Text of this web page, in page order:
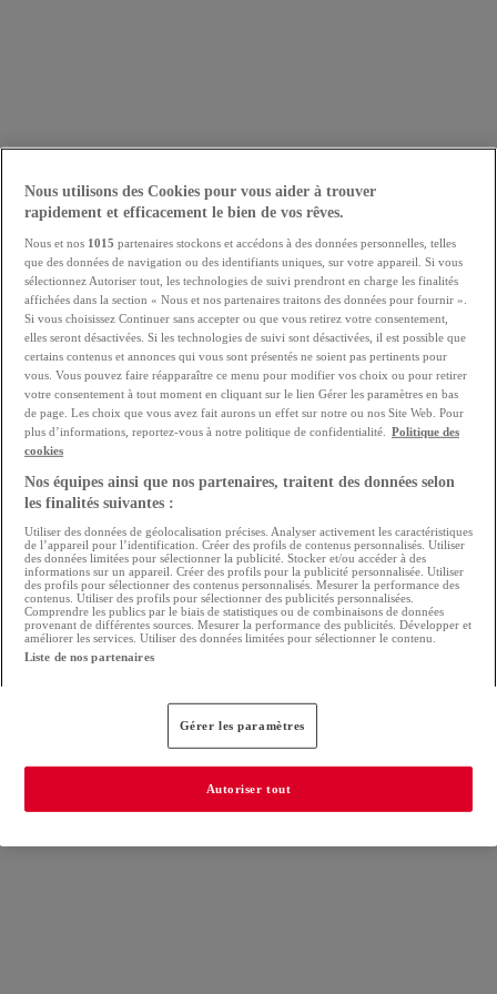
Nous utilisons des Cookies pour vous aider à trouver
rapidement et efficacement le bien de vos rêves.
Nous et nos 1015 partenaires stockons et accédons à des données personnelles, telles
que des données de navigation ou des identifiants uniques, sur votre appareil. Si vous
sélectionnez Autoriser tout, les technologies de suivi prendront en charge les finalités
affichées dans la section « Nous et nos partenaires traitons des données pour fournir ».
Si vous choisissez Continuer sans accepter ou que vous retirez votre consentement,
elles seront désactivées. Si les technologies de suivi sont désactivées, il est possible que
certains contenus et annonces qui vous sont présentés ne soient pas pertinents pour
vous. Vous pouvez faire réapparaître ce menu pour modifier vos choix ou pour retirer
votre consentement à tout moment en cliquant sur le lien Gérer les paramètres en bas
de page. Les choix que vous avez fait aurons un effet sur notre ou nos Site Web. Pour
plus d’informations, reportez-vous à notre politique de confidentialité.
Politique des
cookies
Nos équipes ainsi que nos partenaires, traitent des données selon
les finalités suivantes :
Utiliser des données de géolocalisation précises. Analyser activement les caractéristiques
de l’appareil pour l’identification. Créer des profils de contenus personnalisés. Utiliser
des données limitées pour sélectionner la publicité. Stocker et/ou accéder à des
informations sur un appareil. Créer des profils pour la publicité personnalisée. Utiliser
des profils pour sélectionner des contenus personnalisés. Mesurer la performance des
contenus. Utiliser des profils pour sélectionner des publicités personnalisées.
Comprendre les publics par le biais de statistiques ou de combinaisons de données
provenant de différentes sources. Mesurer la performance des publicités. Développer et
améliorer les services. Utiliser des données limitées pour sélectionner le contenu.
Liste de nos partenaires
Gérer les paramètres
Autoriser tout